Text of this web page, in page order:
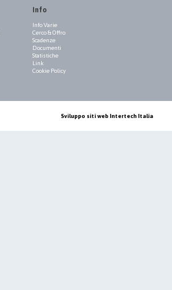
Info
Info Varie
Cerco & Offro
Scadenze
Documenti
Statistiche
Link
Cookie Policy
Sviluppo siti web Intertech Italia